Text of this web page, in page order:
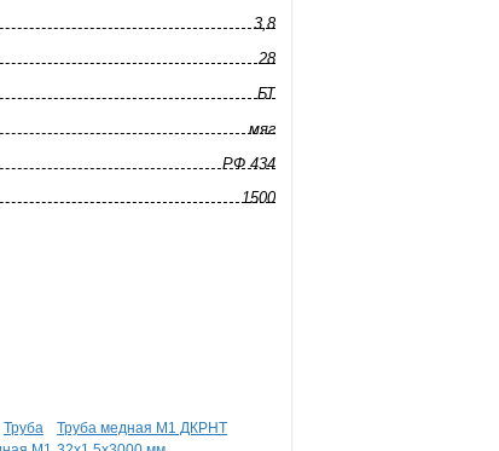
3,8
28
БТ
мяг
РФ 434
1500
Труба медная М1 ДКРНТ